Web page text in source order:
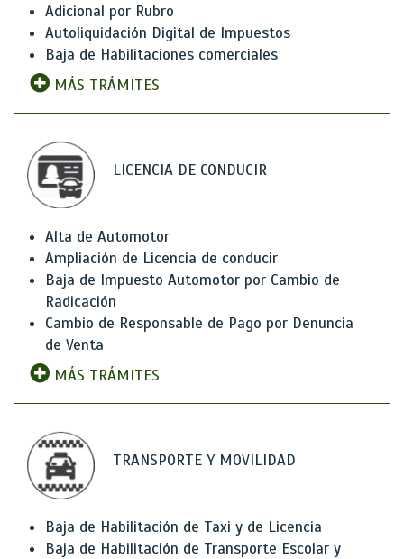
Adicional por Rubro
Autoliquidación Digital de Impuestos
Baja de Habilitaciones comerciales
MÁS TRÁMITES
LICENCIA DE CONDUCIR
Alta de Automotor
Ampliación de Licencia de conducir
Baja de Impuesto Automotor por Cambio de
Radicación
Cambio de Responsable de Pago por Denuncia
de Venta
MÁS TRÁMITES
TRANSPORTE Y MOVILIDAD
Baja de Habilitación de Taxi y de Licencia
Baja de Habilitación de Transporte Escolar y